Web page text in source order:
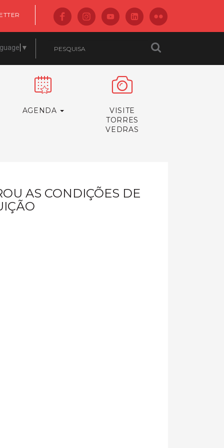
▼
AGENDA
VISITE
TORRES
VEDRAS
AS CONDIÇÕES DE